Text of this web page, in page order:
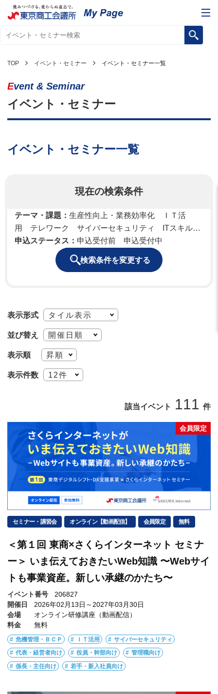
TOP イベント・セミナー イベント・セミナー一覧
Event & Seminar
イベント・セミナー
イベント・セミナー一覧
現在の検索条件
テーマ・課題： 生産性向上・業務効率化 ＩＴ活
用 テレワーク サイバーセキュリティ ITスキル・
パソコン
申込ステータス： 申込受付前 申込受付中
検索条件を変更する
表示形式
並び替え
表示順
表示件数
該当イベント 111 件
会員限定
セミナー・講習会 オンライン【動画配信】 会員限定 無料
＜第１回 東商×さくらインターネット セミナ
ー＞ いま伝えておきたいWeb知識 〜Webサイ
トも事業資産。新しい承継のかたち〜
イベント番号
206827
開催日
2026年02月13日～2027年03月30日
会場
オンライン研修講座（動画配信）
料金
無料
危機管理・ＢＣＰ ＩＴ活用 サイバーセキュリティ
代表・経営者向け 役員・幹部向け 管理職向け
係長・主任向け 若手・新入社員向け